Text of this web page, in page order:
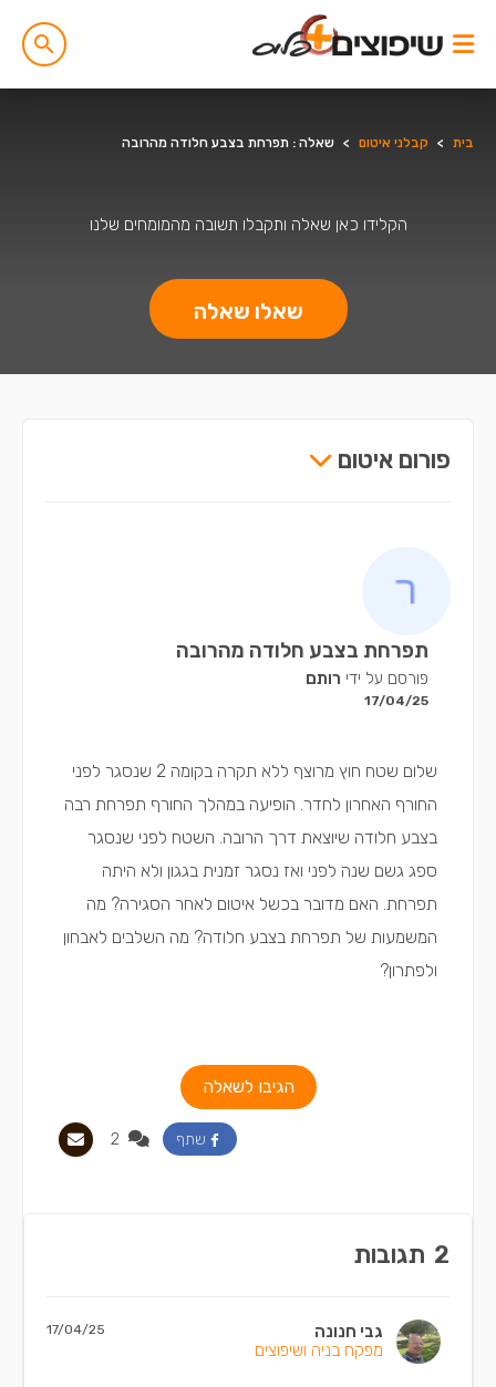
בית > קבלני איטום > שאלה : תפרחת בצבע חלודה מהרובה
הקלידו כאן שאלה ותקבלו תשובה מהמומחים שלנו
שאלו שאלה
פורום איטום
תפרחת בצבע חלודה מהרובה
פורסם על ידי רותם
17/04/25
שלום שטח חוץ מרוצף ללא תקרה בקומה 2 שנסגר לפני
החורף האחרון לחדר. הופיעה במהלך החורף תפרחת רבה
בצבע חלודה שיוצאת דרך הרובה. השטח לפני שנסגר
ספג גשם שנה לפני ואז נסגר זמנית בגגון ולא היתה
תפרחת. האם מדובר בכשל איטום לאחר הסגירה? מה
המשמעות של תפרחת בצבע חלודה? מה השלבים לאבחון
ולפתרון?
הגיבו לשאלה
שתף
2 תגובות
גבי חנונה
מפקח בניה ושיפוצים
17/04/25